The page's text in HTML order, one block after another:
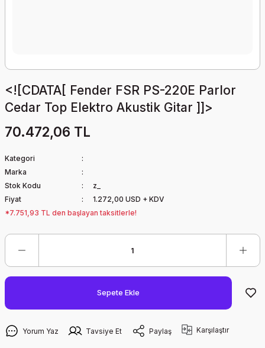
<![CDATA[ Fender FSR PS-220E Parlor
Cedar Top Elektro Akustik Gitar ]]>
70.472,06 TL
Kategori
Marka
Stok Kodu
z_
Fiyat
1.272,00 USD + KDV
*7.751,93 TL den başlayan taksitlerle!
Sepete Ekle
Yorum Yaz Tavsiye Et Paylaş Karşılaştır